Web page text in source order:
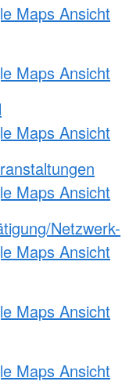
Maps Ansicht
Maps Ansicht
Maps Ansicht
Maps Ansicht
Netzwerk-
Maps Ansicht
Maps Ansicht
Maps Ansicht